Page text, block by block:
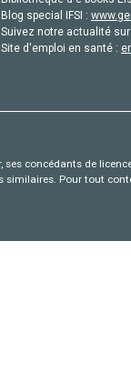
Blog special IFSI :
Suivez notre actualité
Site d'emploi en santé :
concédants de
Pour tout